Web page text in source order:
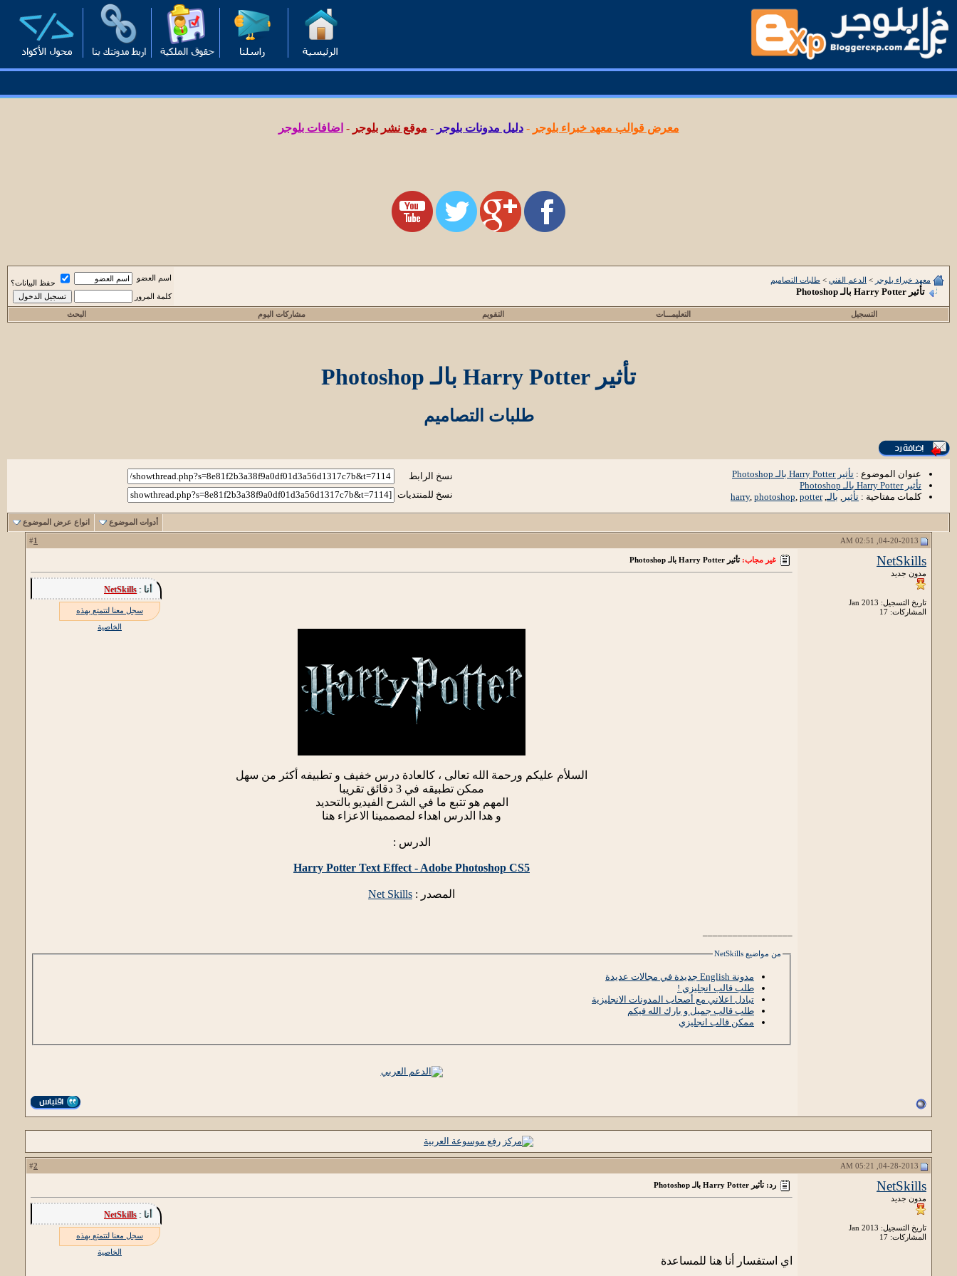
معرض قوالب معهد خبراء بلوجر -دليل مدونات بلوجر - موقع نشر بلوجر - اضافات بلوجر
معهد خبراء بلوجر > الدعم الفني > طلبات التصاميم
تأثير Harry Potter بالـ Photoshop
اسم العضو
حفظ البيانات؟
كلمة المرور
التسجيل التعليمـــات التقويم مشاركات اليوم البحث
تأثير Harry Potter بالـ Photoshop
طلبات التصاميم
عنوان الموضوع : تأثير Harry Potter بالـ Photoshop
تأثير Harry Potter بالـ Photoshop
كلمات مفتاحية : تأثير , بالـ,
harry, photoshop, potter
نسخ الرابط
نسخ للمنتديات
أدوات الموضوع انواع عرض الموضوع
1
NetSkills
مدون جديد
تاريخ التسجيل: Jan 2013
المشاركات: 17
غير مجاب: تأثير Harry Potter بالـ Photoshop
أنا :NetSkills
سجل معنا لتتمتع بهذه
الخاصية
السلأم عليكم ورحمة الله تعالى ، كالعادة درس خفيف و تطبيفه أكثر من سهل
ممكن تطبيقه في 3 دقائق تقريبا
المهم هو تتبع ما في الشرح الفيديو بالتحديد
و هدا الدرس اهداء لمصممينا الاعزاء هنا
الدرس :
Harry Potter Text Effect - Adobe Photoshop CS5
المصدر : Net Skills
من مواضيع NetSkills
مدونة English جديدة في مجالات عديدة
طلب قالب انجليزي !
تبادل اعلاني مع أصحاب المدونات الانجليزية
طلب قالب جميل و بارك الله فيكم
ممكن قالب انجليزي
2
NetSkills
مدون جديد
تاريخ التسجيل: Jan 2013
المشاركات: 17
رد: تأثير Harry Potter بالـ Photoshop
أنا :NetSkills
سجل معنا لتتمتع بهذه
الخاصية
اي استفسار أنا هنا للمساعدة